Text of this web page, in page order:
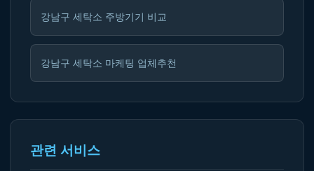
강남구 세탁소 주방기기 비교
강남구 세탁소 마케팅 업체추천
관련 서비스